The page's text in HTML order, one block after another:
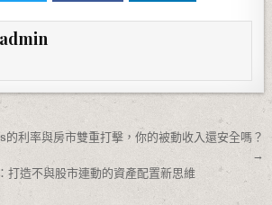
admin
利率與房市雙重打擊，你的被動收入還安全嗎？
→
打造不與股市連動的資產配置新思維